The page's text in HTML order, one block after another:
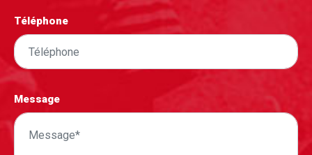
Téléphone
Message